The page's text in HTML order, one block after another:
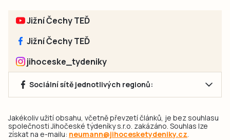
Jižní Čechy TEĎ
Jižní Čechy TEĎ
jihoceske_tydeniky
Sociální sítě jednotlivých regionů:
Jakékoliv užití obsahu, včetně převzetí článků, je bez souhlasu
společnosti Jihočeské týdeníky s.r.o. zakázáno. Souhlas lze
získat na e-mailu: neumann@jihocesketydeniky.cz